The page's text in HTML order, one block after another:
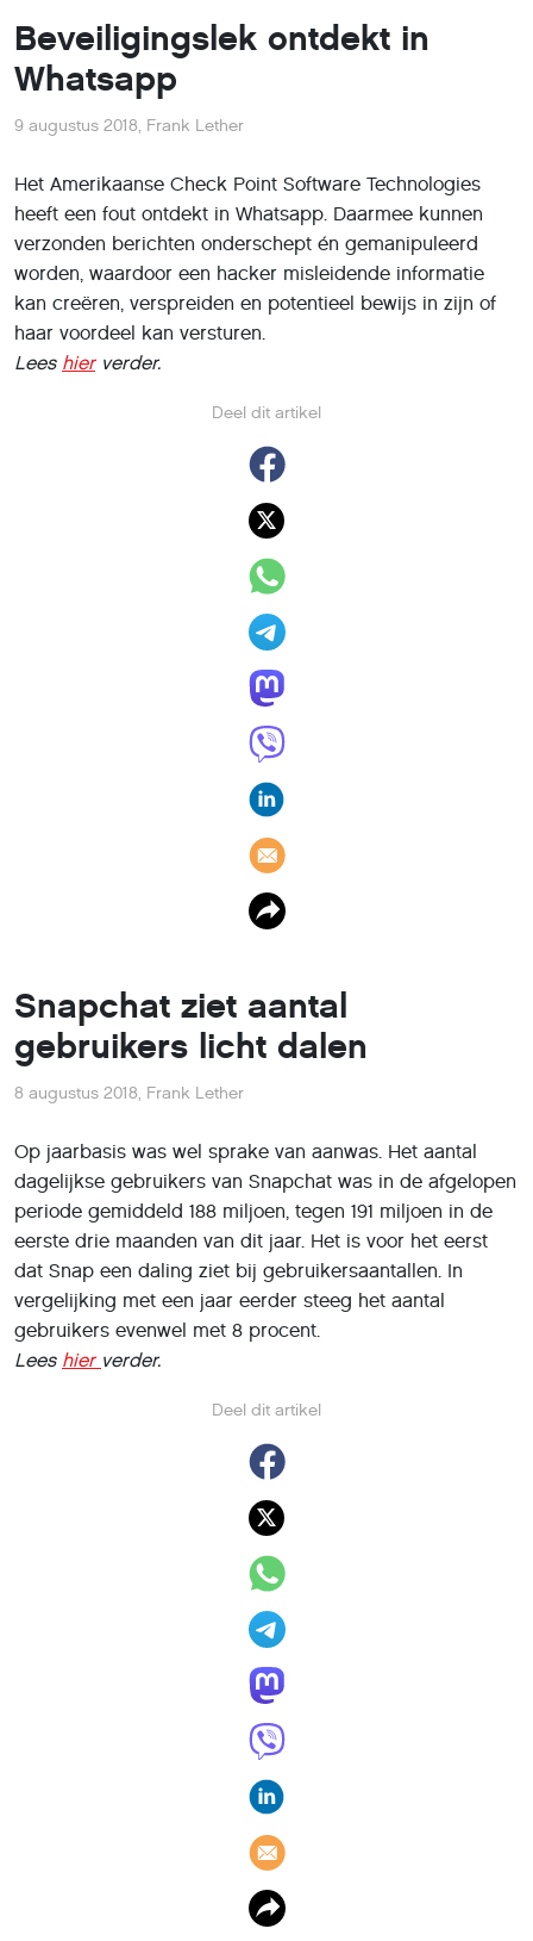
Beveiligingslek ontdekt in
Whatsapp
Deel dit artikel
9 augustus 2018, Frank Lether
Het Amerikaanse Check Point Software Technologies
heeft een fout ontdekt in Whatsapp. Daarmee kunnen
verzonden berichten onderschept én gemanipuleerd
worden, waardoor een hacker misleidende informatie
kan creëren, verspreiden en potentieel bewijs in zijn of
haar voordeel kan versturen.
Lees hierverder.
Snapchat ziet aantal
gebruikers licht dalen
Deel dit artikel
8 augustus 2018, Frank Lether
Op jaarbasis was wel sprake van aanwas. Het aantal
dagelijkse gebruikers van Snapchat was in de afgelopen
periode gemiddeld 188 miljoen, tegen 191 miljoen in de
eerste drie maanden van dit jaar. Het is voor het eerst
dat Snap een daling ziet bij gebruikersaantallen. In
vergelijking met een jaar eerder steeg het aantal
gebruikers evenwel met 8 procent.
Lees hier verder.